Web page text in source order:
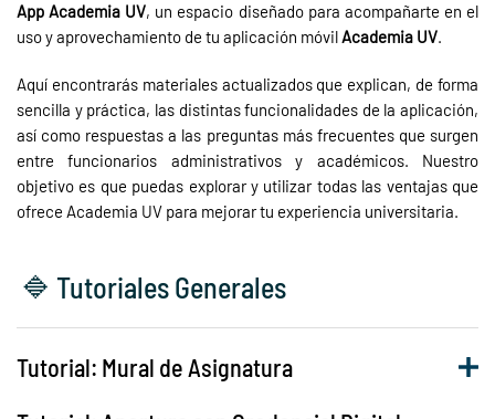
App Academia UV, un espacio diseñado para acompañarte en el
uso y aprovechamiento de tu aplicación móvilAcademia UV.
Aquí encontrarás materiales actualizados que explican, de forma
sencilla y práctica, las distintas funcionalidades de la aplicación,
así como respuestas a las preguntas más frecuentes que surgen
entre funcionarios administrativos y académicos. Nuestro
objetivo es que puedas explorar y utilizar todas las ventajas que
ofrece Academia UV para mejorar tu experiencia universitaria.
🔷 Tutoriales Generales
Tutorial: Mural de Asignatura